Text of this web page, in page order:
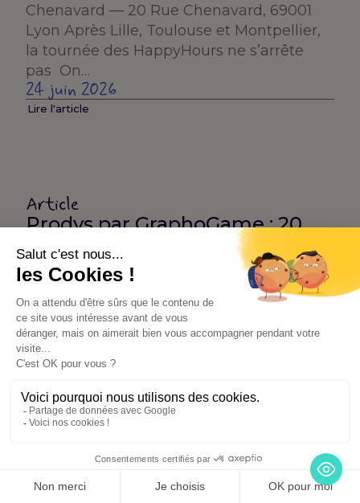
Chenavard — 20 Rue Chenavard, 69001
Lyon Après Lille, Toulouse et Montpellier,
la tournée des HappyHours ne s’arrête
pas On…
24 juin 2026
Lire l'article
Article
Prodys par GraphoGame : 20
ans de recherche sur la
dyslexie, intégrés dans votre
pratique
GraphoGame existe depuis plus de vingt
ans. Il a été évalué dans de nombreuses
études internationales, adapté dans plus
de 17 langues, téléchargé plus d’un million
23 juin 2026
Lire l'article